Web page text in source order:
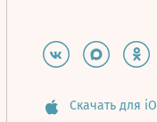
Скачать для